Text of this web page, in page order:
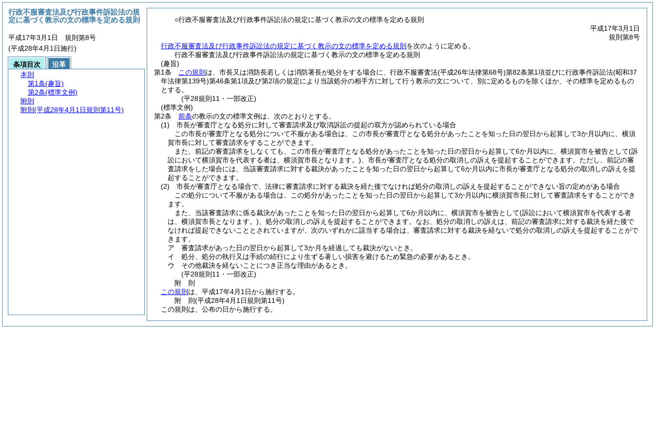
○行政不服審査法及び行政事件訴訟法の規定に基づく教示の文の標準を定める規則
平成17年3月1日
規則第8号
行政不服審査法及び行政事件訴訟法の規定に基づく教示の文の標準を定める規則 を次のように定める。
行政不服審査法及び行政事件訴訟法の規定に基づく教示の文の標準を定める規則
(趣旨)
第1条
この規則 は、市長又は消防長若しくは消防署長が処分をする場合に、行政不服審査法(平成26年法律第68号)第82条第1項並びに行政事件訴訟法(昭和37
年法律第139号)第46条第1項及び第2項の規定により当該処分の相手方に対して行う教示の文について、別に定めるものを除くほか、その標準を定めるもの
とする。
(平28規則11・一部改正)
(標準文例)
第2条
前条の教示の文の標準文例は、次のとおりとする。
(1)
市長が審査庁となる処分に対して審査請求及び取消訴訟の提起の双方が認められている場合
この市長が審査庁となる処分について不服がある場合は、この市長が審査庁となる処分があったことを知った日の翌日から起算して3か月以内に、横須
賀市長に対して審査請求をすることができます。
また、前記の審査請求をしなくても、この市長が審査庁となる処分があったことを知った日の翌日から起算して6か月以内に、横須賀市を被告として(訴
訟において横須賀市を代表する者は、横須賀市長となります。) 、市長が審査庁となる処分の取消しの訴えを提起することができます。ただし、前記の審
査請求をした場合には、当該審査請求に対する裁決があったことを知った日の翌日から起算して6か月以内に市長が審査庁となる処分の取消しの訴えを提
起することができます。
(2)
市長が審査庁となる場合で、法律に審査請求に対する裁決を経た後でなければ処分の取消しの訴えを提起することができない旨の定めがある場合
この処分について不服がある場合は、この処分があったことを知った日の翌日から起算して3か月以内に横須賀市長に対して審査請求をすることができ
ます。
また、当該審査請求に係る裁決があったことを知った日の翌日から起算して6か月以内に、横須賀市を被告として(訴訟において横須賀市を代表する者
は、横須賀市長となります。) 、処分の取消しの訴えを提起することができます。なお、処分の取消しの訴えは、前記の審査請求に対する裁決を経た後で
なければ提起できないこととされていますが、次のいずれかに該当する場合は、審査請求に対する裁決を経ないで処分の取消しの訴えを提起することがで
きます。
ア
審査請求があった日の翌日から起算して3か月を経過しても裁決がないとき。
イ
処分、処分の執行又は手続の続行により生ずる著しい損害を避けるため緊急の必要があるとき。
ウ
その他裁決を経ないことにつき正当な理由があるとき。
(平28規則11・一部改正)
附 則
この規則 は、平成17年4月1日から施行する。
附 則(平成28年4月1日規則第11号)
この規則は、公布の日から施行する。
行政不服審査法及び行政事件訴訟法の規
定に基づく教示の文の標準を定める規則
平成17年3月1日 規則第8号
(平成28年4月1日施行)
条項目次
沿革
本則
第1条(趣旨)
第2条(標準文例)
附則
附則 (平成28年4月1日規則第11号)